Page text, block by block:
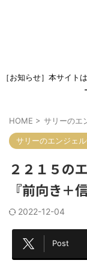
［お知らせ］本サイト
HOME > サリーのエ
サリーのエンジェ
２２１５の
『前向き＋
2022-12-04
Post